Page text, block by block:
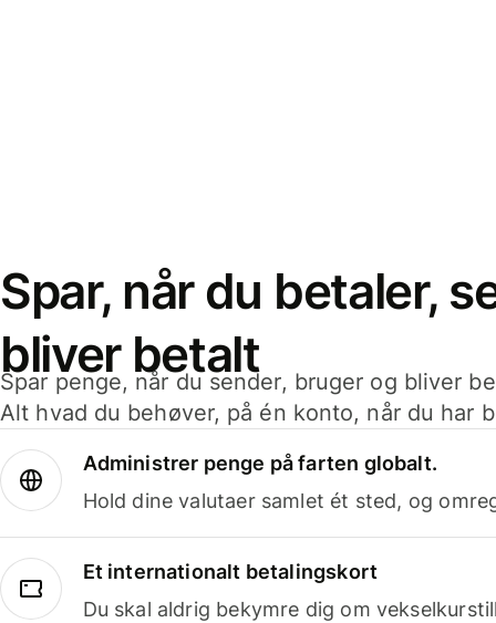
Spar, når du betaler,
bliver betalt
Spar penge, når du sender, bruger og bliver
Alt hvad du behøver, på én konto, når du har
Administrer penge på farten globalt.
Hold dine valutaer samlet ét sted, og
Et internationalt betalingskort
Du skal aldrig bekymre dig om